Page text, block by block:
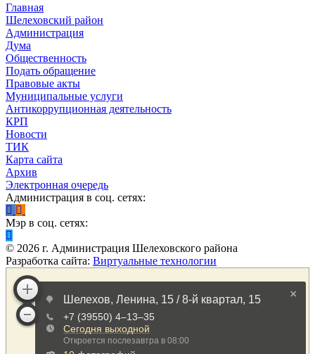
Главная
Шелеховский район
Администрация
Дума
Общественность
Подать обращение
Правовые акты
Муниципальные услуги
Антикоррупционная деятельность
КРП
Новости
ТИК
Карта сайта
Архив
Электронная очередь
Администрация в соц. сетях:
Мэр в соц. сетях:
© 2026 г. Администрация Шелеховского района
Разработка сайта: Виртуальные технологии